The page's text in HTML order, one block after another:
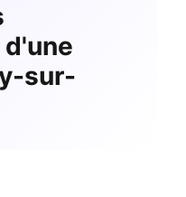
sur-